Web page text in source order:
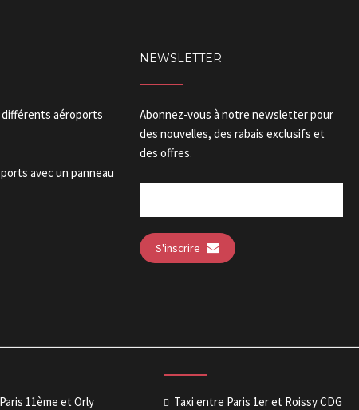
aéroports
avec un panneau
NEWSLETTER
Abonnez-vous à notre newsletter pour
des nouvelles, des rabais exclusifs et
des offres.
S'inscrire
11ème et Orly
Taxi entre Paris 1er et Roissy CDG